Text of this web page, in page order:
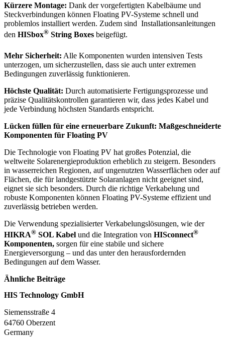
Kürzere Montage: Dank der vorgefertigten Kabelbäume und
Steckverbindungen können Floating PV-Systeme schnell und
problemlos installiert werden. Zudem sind Installationsanleitungen
den HISbox® String Boxes beigefügt.
Mehr Sicherheit: Alle Komponenten wurden intensiven Tests
unterzogen, um sicherzustellen, dass sie auch unter extremen
Bedingungen zuverlässig funktionieren.
Höchste Qualität: Durch automatisierte Fertigungsprozesse und
präzise Qualitätskontrollen garantieren wir, dass jedes Kabel und
jede Verbindung höchsten Standards entspricht.
Lücken füllen für eine erneuerbare Zukunft: Maßgeschneiderte
Komponenten für Floating PV
Die Technologie von Floating PV hat großes Potenzial, die
weltweite Solarenergieproduktion erheblich zu steigern. Besonders
in wasserreichen Regionen, auf ungenutzten Wasserflächen oder auf
Flächen, die für landgestützte Solaranlagen nicht geeignet sind,
eignet sie sich besonders. Durch die richtige Verkabelung und
robuste Komponenten können Floating PV-Systeme effizient und
zuverlässig betrieben werden.
Die Verwendung spezialisierter Verkabelungslösungen, wie der
HIKRA® SOL Kabel und die Integration von HISconnect®
Komponenten, sorgen für eine stabile und sichere
Energieversorgung – und das unter den herausfordernden
Bedingungen auf dem Wasser.
Ähnliche Beiträge
HIS Technology GmbH
Siemensstraße 4
64760 Oberzent
Germany